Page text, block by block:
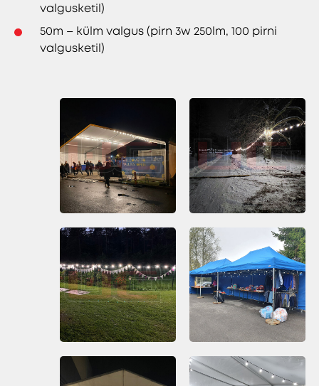
valgusketil)
50m – külm valgus (pirn 3w 250lm, 100 pirni
valgusketil)